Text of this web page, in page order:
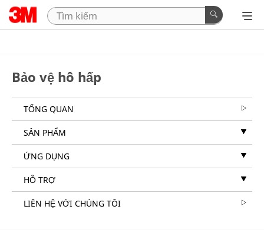
Bảo vệ hô hấp
TỔNG QUAN
SẢN PHẨM
ỨNG DỤNG
HỖ TRỢ
LIÊN HỆ VỚI CHÚNG TÔI